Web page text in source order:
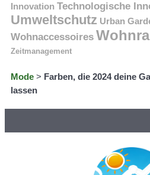
Innovation Technologische
Umweltschutz Urban
Wohnaccessoires
Zeitmanagement
Mode > Farben, die 2024 deine
lassen